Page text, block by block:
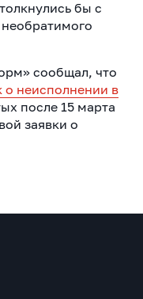
бы с
сообщал, что
о неисполнении в
после 15 марта
заявки о